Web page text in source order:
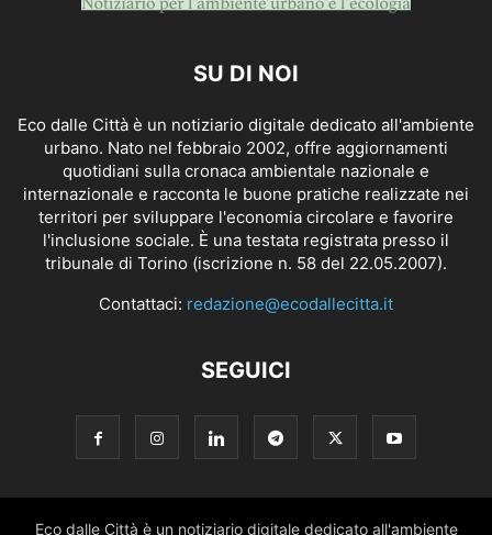
SU DI NOI
Eco dalle Città è un notiziario digitale dedicato all'ambiente
urbano. Nato nel febbraio 2002, offre aggiornamenti
quotidiani sulla cronaca ambientale nazionale e
internazionale e racconta le buone pratiche realizzate nei
territori per sviluppare l'economia circolare e favorire
l'inclusione sociale. È una testata registrata presso il
tribunale di Torino (iscrizione n. 58 del 22.05.2007).
Contattaci: redazione@ecodallecitta.it
SEGUICI
Eco dalle Città è un notiziario digitale dedicato all'ambiente